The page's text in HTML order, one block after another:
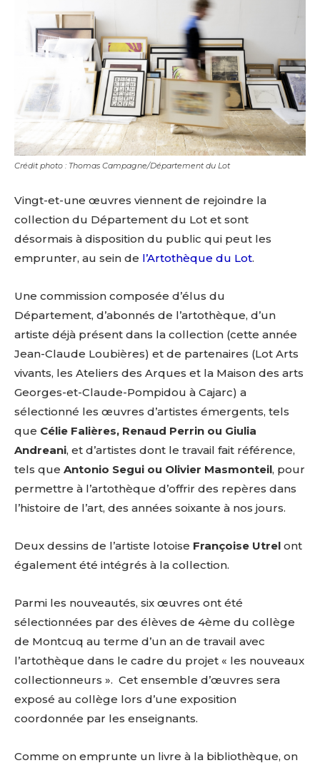
Crédit photo : Thomas Campagne/Département du Lot
Vingt-et-une œuvres viennent de rejoindre la
collection du Département du Lot et sont
désormais à disposition du public qui peut les
emprunter, au sein de l’Artothèque du Lot.
Une commission composée d’élus du
Département, d’abonnés de l’artothèque, d’un
artiste déjà présent dans la collection (cette année
Jean-Claude Loubières) et de partenaires (Lot Arts
vivants, les Ateliers des Arques et la Maison des arts
Georges-et-Claude-Pompidou à Cajarc) a
sélectionné les œuvres d’artistes émergents, tels
que Célie Falières, Renaud Perrin ou Giulia
Andreani, et d’artistes dont le travail fait référence,
tels que Antonio Segui ou Olivier Masmonteil, pour
permettre à l’artothèque d’offrir des repères dans
l’histoire de l’art, des années soixante à nos jours.
Deux dessins de l’artiste lotoise Françoise Utrel ont
également été intégrés à la collection.
Parmi les nouveautés, six œuvres ont été
sélectionnées par des élèves de 4ème du collège
de Montcuq au terme d’un an de travail avec
l’artothèque dans le cadre du projet « les nouveaux
collectionneurs ». Cet ensemble d’œuvres sera
exposé au collège lors d’une exposition
coordonnée par les enseignants.
Comme on emprunte un livre à la bibliothèque, on